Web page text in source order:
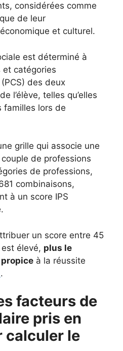
considérées comme
de leur
et culturel.
est déterminé à
catégories
des deux
l’élève, telles qu’elles
familles lors de
grille qui associe une
couple de professions
de professions,
combinaisons,
à un score IPS
un score entre 45
élevé, plus le
à la réussite
.
facteurs de
pris en
calculer le